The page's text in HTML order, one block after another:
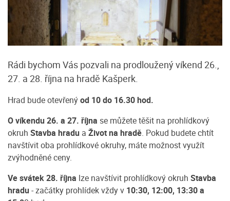
Rádi bychom Vás pozvali na prodloužený víkend 26.,
27. a 28. října na hradě Kašperk.
Hrad bude otevřenýod 10 do 16.30 hod.
O víkendu 26. a 27. října se můžete těšit na prohlídkový
okruh Stavba hradu a Život na hradě. Pokud budete chtít
navštívit oba prohlídkové okruhy, máte možnost využít
zvýhodněné ceny.
Ve svátek 28. října lze navštívit prohlídkový okruh Stavba
hradu- začátky prohlídek vždy v 10:30, 12:00, 13:30 a